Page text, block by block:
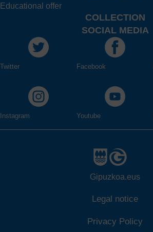
Educational offer
COLLECTION
SOCIAL MEDIA
Twitter Facebook
Instagram Youtube
Gipuzkoa.eus
Legal notice
Privacy Policy